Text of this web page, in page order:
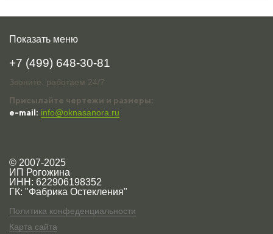
Показать меню
+7 (499) 648-30-81
Звоните, работаем 24/7
Присылайте чертежи и размеры:
e-mail: info@oknasanora.ru
© 2007-2025
ИП Рогожина
ИНН: 622906198352
ГК: "Фабрика Остекления"
Политика конфеденциальности
Карта сайта